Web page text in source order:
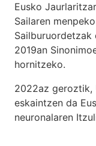
Eusko
Sailaren
Sailburuordetzak
2019an
hornitzeko.
2022az geroztik,
eskaintzen da
neuronalaren